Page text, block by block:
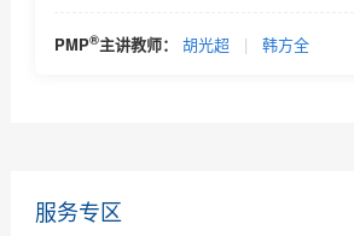
PMP培训项目危机处理，你是如何做的
PMP®主讲教师： 胡光超 | 韩方全
服务专区